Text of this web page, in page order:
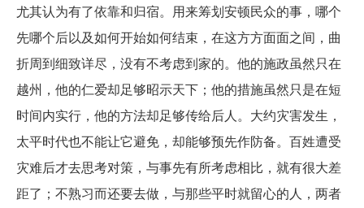
尤其认为有了依靠和归宿。用来筹划安顿民众的事，哪个
先哪个后以及如何开始如何结束，在这方方面面之间，曲
折周到细致详尽，没有不考虑到家的。他的施政虽然只在
越州，他的仁爱却足够昭示天下；他的措施虽然只是在短
时间内实行，他的方法却足够传给后人。大约灾害发生，
太平时代也不能让它避免，却能够预先作防备。百姓遭受
灾难后才去思考对策，与事先有所考虑相比，就有很大差
距了；不熟习而还要去做，与那些平时就留心的人，两者